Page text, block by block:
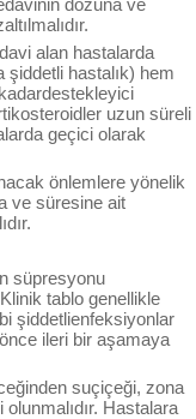
dozuna ve
alan hastalarda
hastalık) hem
uzun süreli
geçici olarak
önlemlere yönelik
ve süresine ait
süpresyonu
tablo genellikle
şiddetlienfeksiyonlar
ileri bir aşamaya
suçiçeği, zona
Hastalara